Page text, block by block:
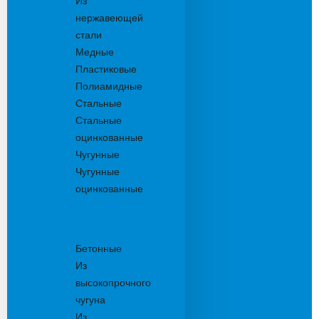
нержавеющей
стали
Медные
Пластиковые
Полиамидные
Стальные
Стальные
оцинкованные
Чугунные
Чугунные
оцинкованные
Бетонные
Из
высокопрочного
чугуна